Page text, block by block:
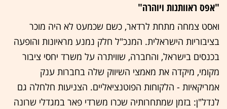
"אפס ראוותנות ויוהרה"
ואסט צמחה מתחת לרדאר, כשם שכמעט לא היה מוכר
בציבוריות הישראלית. המנכ"ל חלק נמנע מראיונות והופעה
בכנסים בישראל, והחברה, שוויתרה על משרד יחסי ציבור
מקומי, מיקדה את מאמצי השיווק שלה בחברות ענק
אמריקאיות - הלקוחות הפוטנציאליים. הצניעות חלחלה גם
לנדל"ן: בזמן שמתחרותיה שכרו משרדי פאר במגדלי שרונה